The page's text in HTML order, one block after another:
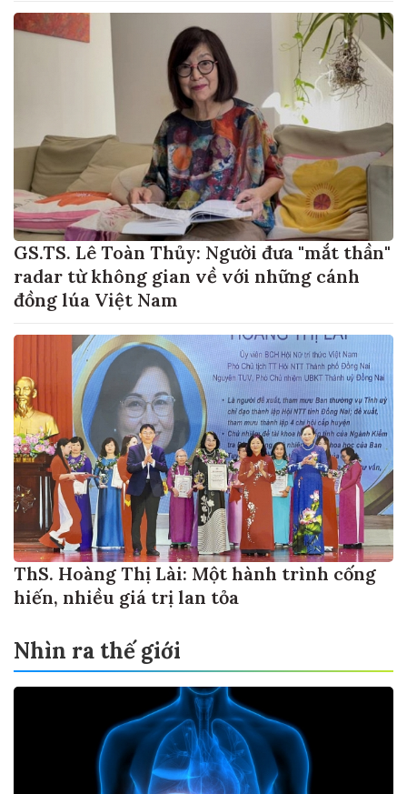
GS.TS. Lê Toàn Thủy: Người đưa "mắt thần"
radar từ không gian về với những cánh
đồng lúa Việt Nam
ThS. Hoàng Thị Lài: Một hành trình cống
hiến, nhiều giá trị lan tỏa
Nhìn ra thế giới